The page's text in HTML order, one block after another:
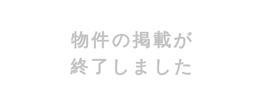
物件の掲載が
終了しました